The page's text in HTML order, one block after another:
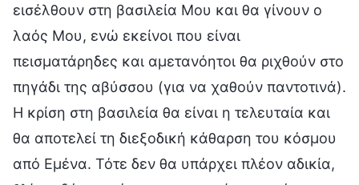
εισέλθουν στη βασιλεία Μου και θα γίνουν ο
λαός Μου, ενώ εκείνοι που είναι
πεισματάρηδες και αμετανόητοι θα ριχθούν στο
πηγάδι της αβύσσου (για να χαθούν παντοτινά).
Η κρίση στη βασιλεία θα είναι η τελευταία και
θα αποτελεί τη διεξοδική κάθαρση του κόσμου
από Εμένα. Τότε δεν θα υπάρχει πλέον αδικία,